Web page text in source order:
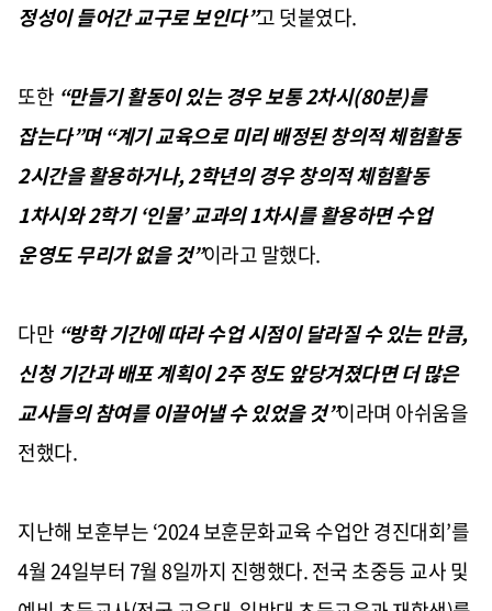
정성이 들어간 교구로 보인다”고 덧붙였다.
또한 “만들기 활동이 있는 경우 보통 2차시(80분)를
잡는다”며 “계기 교육으로 미리 배정된 창의적 체험활동
2시간을 활용하거나, 2학년의 경우 창의적 체험활동
1차시와 2학기 ‘인물’ 교과의 1차시를 활용하면 수업
운영도 무리가 없을 것”이라고 말했다.
다만 “방학 기간에 따라 수업 시점이 달라질 수 있는 만큼,
신청 기간과 배포 계획이 2주 정도 앞당겨졌다면 더 많은
교사들의 참여를 이끌어낼 수 있었을 것”이라며 아쉬움을
전했다.
지난해 보훈부는 ‘2024 보훈문화교육 수업안 경진대회’를
4월 24일부터 7월 8일까지 진행했다. 전국 초중등 교사 및